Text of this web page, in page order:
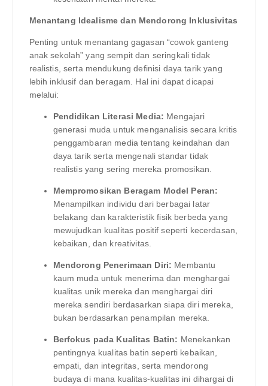
Menantang Idealisme dan Mendorong Inklusivitas
Penting untuk menantang gagasan “cowok ganteng
anak sekolah” yang sempit dan seringkali tidak
realistis, serta mendukung definisi daya tarik yang
lebih inklusif dan beragam. Hal ini dapat dicapai
melalui:
Pendidikan Literasi Media: Mengajari
generasi muda untuk menganalisis secara kritis
penggambaran media tentang keindahan dan
daya tarik serta mengenali standar tidak
realistis yang sering mereka promosikan.
Mempromosikan Beragam Model Peran:
Menampilkan individu dari berbagai latar
belakang dan karakteristik fisik berbeda yang
mewujudkan kualitas positif seperti kecerdasan,
kebaikan, dan kreativitas.
Mendorong Penerimaan Diri: Membantu
kaum muda untuk menerima dan menghargai
kualitas unik mereka dan menghargai diri
mereka sendiri berdasarkan siapa diri mereka,
bukan berdasarkan penampilan mereka.
Berfokus pada Kualitas Batin: Menekankan
pentingnya kualitas batin seperti kebaikan,
empati, dan integritas, serta mendorong
budaya di mana kualitas-kualitas ini dihargai di